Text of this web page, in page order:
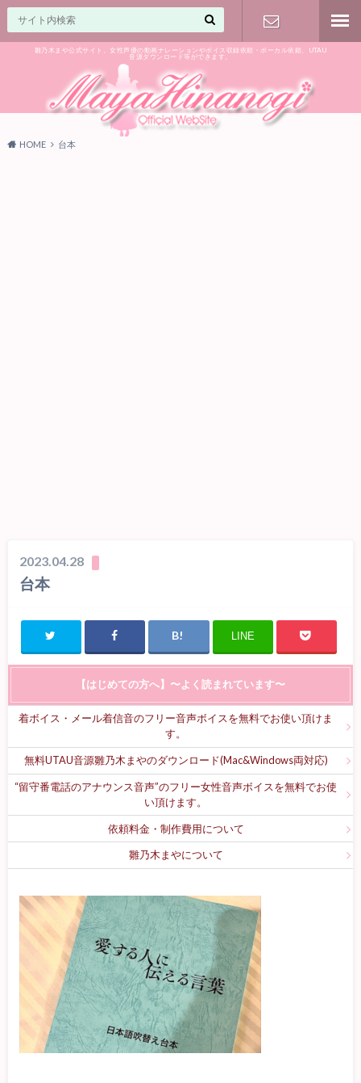
雛乃木まや公式サイト。女性声優の動画ナレーションやボイス収録依頼・ボーカル依頼、UTAU
音源ダウンロード等ができます。
気軽に♪
HOME 台本
2023.04.28
台本
LINE
【はじめての方へ】〜よく読まれています〜
着ボイス・メール着信音のフリー音声ボイスを無料でお使い頂けま
す。
無料UTAU音源雛乃木まやのダウンロード(Mac&Windows両対応)
“留守番電話のアナウンス音声”のフリー女性音声ボイスを無料でお使
い頂けます。
依頼料金・制作費用について
雛乃木まやについて